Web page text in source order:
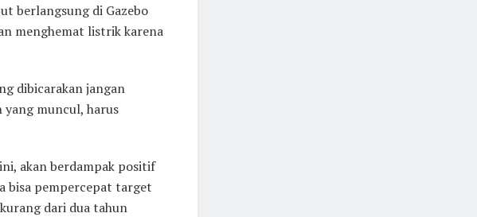
berlangsung di Gazebo
menghemat listrik karena
dibicarakan jangan
yang muncul, harus
akan berdampak positif
bisa pempercepat target
dari dua tahun